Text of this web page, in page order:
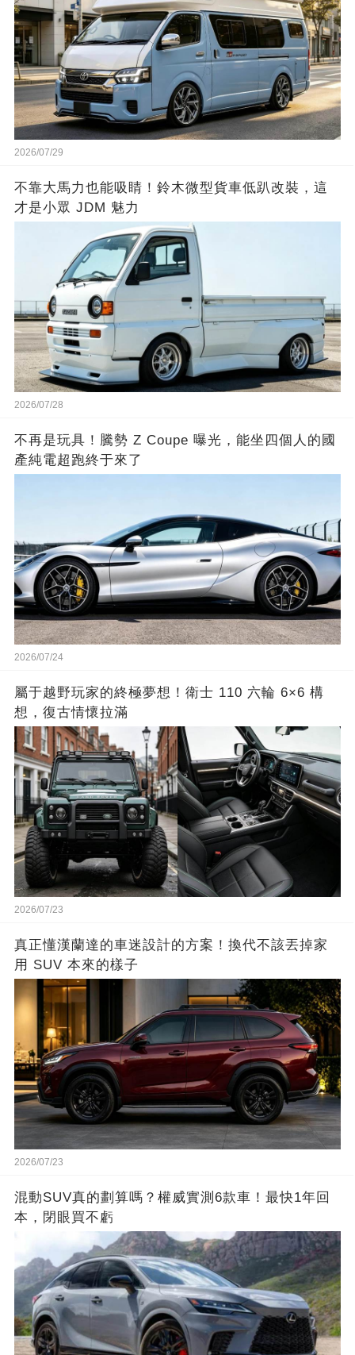
2026/07/29
不靠大馬力也能吸睛！鈴木微型貨車低趴改裝，這
才是小眾 JDM 魅力
2026/07/28
不再是玩具！騰勢 Z Coupe 曝光，能坐四個人的國
產純電超跑終于來了
2026/07/24
屬于越野玩家的終極夢想！衛士 110 六輪 6×6 構
想，復古情懷拉滿
2026/07/23
真正懂漢蘭達的車迷設計的方案！換代不該丟掉家
用 SUV 本來的樣子
2026/07/23
混動SUV真的劃算嗎？權威實測6款車！最快1年回
本，閉眼買不虧